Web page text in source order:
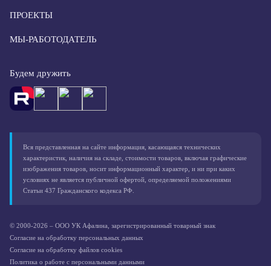
ПРОЕКТЫ
МЫ-РАБОТОДАТЕЛЬ
Будем дружить
Вся представленная на сайте информация, касающаяся технических
характеристик, наличия на складе, стоимости товаров, включая графические
изображения товаров, носит информационный характер, и ни при каких
условиях не является публичной офертой, определяемой положениями
Статьи 437 Гражданского кодекса РФ.
© 2000-2026 – ООО УК Афалина, зарегистрированный товарный знак
Согласие на обработку персональных данных
Согласие на обработку файлов cookies
Политика о работе с персональными данными